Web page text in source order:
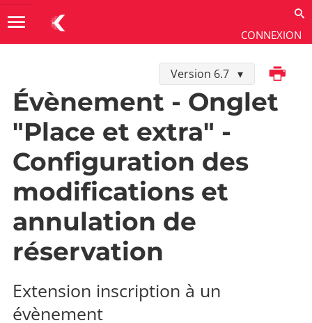
CONNEXION
menu
Version 6.7Imprimer
Inscription V2
Évènement - Onglet
"Place et extra" -
Configuration des
modifications et
annulation de
réservation
Extension inscription à un
évènement